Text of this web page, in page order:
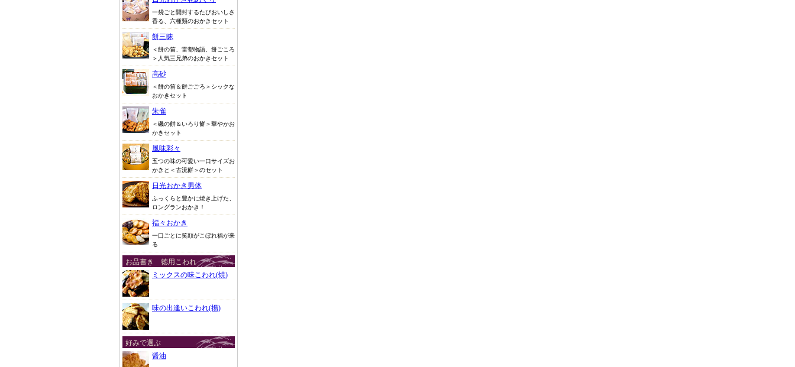
一袋ごと開封するたびおいしさ
香る、六種類のおかきセット
餅三昧
＜餅の笛、雷都物語、餅ごころ
＞人気三兄弟のおかきセット
高砂
＜餅の笛＆餅ごごろ＞シックな
おかきセット
朱雀
＜磯の餅＆いろり餅＞華やかお
かきセット
風味彩々
五つの味の可愛い一口サイズお
かきと＜古流餅＞のセット
日光おかき男体
ふっくらと豊かに焼き上げた、
ロングランおかき！
福々おかき
一口ごとに笑顔がこぼれ福が来
る
お品書き 徳用こわれ
ミックスの味こわれ(焼)
味の出逢いこわれ(揚)
好みで選ぶ
醤油